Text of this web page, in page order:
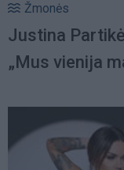
Žmonės
Justina
„Mus vienija